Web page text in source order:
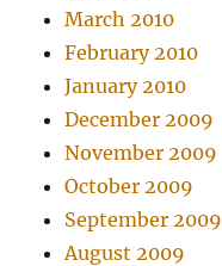
March 2010
February 2010
January 2010
December 2009
November 2009
October 2009
September 2009
August 2009